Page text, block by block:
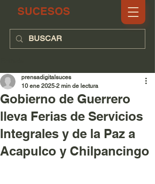
SUCESOS
Gobierno de Guerrero
lleva Ferias de Servicios
Integrales y de la Paz a
Acapulco y Chilpancingo
prensadigitalsuces
10 ene 2025 2 min de lectura